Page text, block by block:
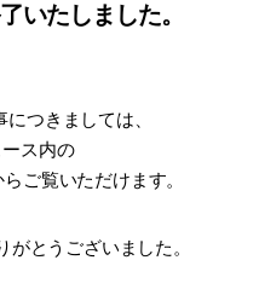
いたしました。
につきましては
ス内の
らご覧いただけます。
がとうございました。